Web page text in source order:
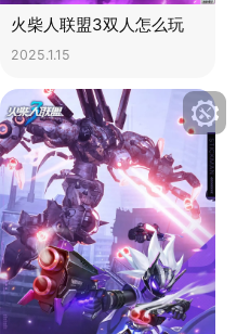
火柴人联盟3双人怎么玩
2025.1.15